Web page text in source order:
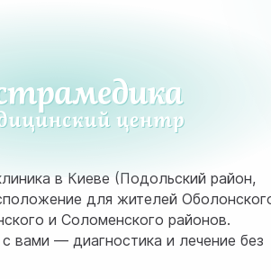
в Киеве (Подольский район,
для жителей
и Соломенского районов.
вами — диагностика и лечение без